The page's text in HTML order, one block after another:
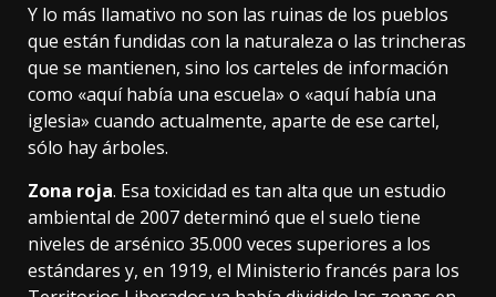
Y lo más llamativo no son las ruinas de los pueblos
que están fundidas con la naturaleza o las trincheras
que se mantienen, sino los carteles de información
como «aquí había una escuela» o «aquí había una
iglesia» cuando actualmente, aparte de ese cartel,
sólo hay árboles.
Zona roja. Esa toxicidad es tan alta que un estudio
ambiental de 2007determinó que el suelo tiene
niveles de arsénico 35.000 veces superiores a los
estándares y, en 1919, el Ministerio francés para los